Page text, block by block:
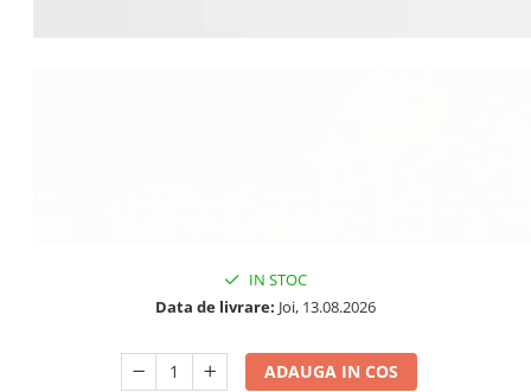
IN STOC
Data de livrare: Joi, 13.08.2026
ADAUGA IN COS